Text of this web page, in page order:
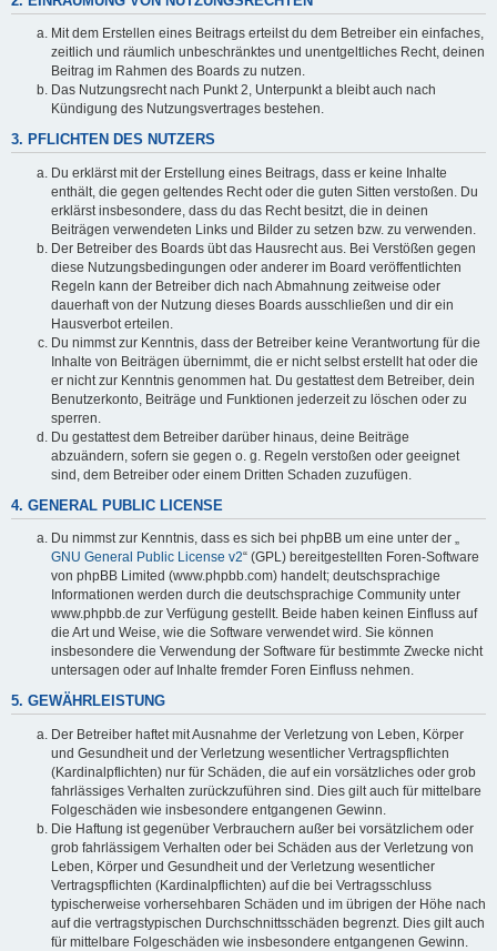
Mit dem Erstellen eines Beitrags erteilst du dem Betreiber ein einfaches,
zeitlich und räumlich unbeschränktes und unentgeltliches Recht, deinen
Beitrag im Rahmen des Boards zu nutzen.
Das Nutzungsrecht nach Punkt 2, Unterpunkt a bleibt auch nach
Kündigung des Nutzungsvertrages bestehen.
3. PFLICHTEN DES NUTZERS
Du erklärst mit der Erstellung eines Beitrags, dass er keine Inhalte
enthält, die gegen geltendes Recht oder die guten Sitten verstoßen. Du
erklärst insbesondere, dass du das Recht besitzt, die in deinen
Beiträgen verwendeten Links und Bilder zu setzen bzw. zu verwenden.
Der Betreiber des Boards übt das Hausrecht aus. Bei Verstößen gegen
diese Nutzungsbedingungen oder anderer im Board veröffentlichten
Regeln kann der Betreiber dich nach Abmahnung zeitweise oder
dauerhaft von der Nutzung dieses Boards ausschließen und dir ein
Hausverbot erteilen.
Du nimmst zur Kenntnis, dass der Betreiber keine Verantwortung für die
Inhalte von Beiträgen übernimmt, die er nicht selbst erstellt hat oder die
er nicht zur Kenntnis genommen hat. Du gestattest dem Betreiber, dein
Benutzerkonto, Beiträge und Funktionen jederzeit zu löschen oder zu
sperren.
Du gestattest dem Betreiber darüber hinaus, deine Beiträge
abzuändern, sofern sie gegen o. g. Regeln verstoßen oder geeignet
sind, dem Betreiber oder einem Dritten Schaden zuzufügen.
4. GENERAL PUBLIC LICENSE
Du nimmst zur Kenntnis, dass es sich bei phpBB um eine unter der „
GNU General Public License v2“ (GPL) bereitgestellten Foren-Software
von phpBB Limited (www.phpbb.com) handelt; deutschsprachige
Informationen werden durch die deutschsprachige Community unter
www.phpbb.de zur Verfügung gestellt. Beide haben keinen Einfluss auf
die Art und Weise, wie die Software verwendet wird. Sie können
insbesondere die Verwendung der Software für bestimmte Zwecke nicht
untersagen oder auf Inhalte fremder Foren Einfluss nehmen.
5. GEWÄHRLEISTUNG
Der Betreiber haftet mit Ausnahme der Verletzung von Leben, Körper
und Gesundheit und der Verletzung wesentlicher Vertragspflichten
(Kardinalpflichten) nur für Schäden, die auf ein vorsätzliches oder grob
fahrlässiges Verhalten zurückzuführen sind. Dies gilt auch für mittelbare
Folgeschäden wie insbesondere entgangenen Gewinn.
Die Haftung ist gegenüber Verbrauchern außer bei vorsätzlichem oder
grob fahrlässigem Verhalten oder bei Schäden aus der Verletzung von
Leben, Körper und Gesundheit und der Verletzung wesentlicher
Vertragspflichten (Kardinalpflichten) auf die bei Vertragsschluss
typischerweise vorhersehbaren Schäden und im übrigen der Höhe nach
auf die vertragstypischen Durchschnittsschäden begrenzt. Dies gilt auch
für mittelbare Folgeschäden wie insbesondere entgangenen Gewinn.